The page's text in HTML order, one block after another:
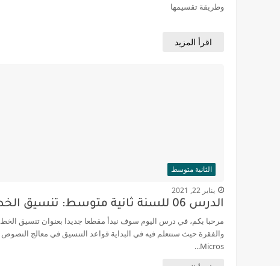
وطريقة تقسيمها
اقرأ المزيد
الثانية متوسط
يناير 22, 2021
الدرس 06 للسنة ثانية متوسط: تنسيق الخط
مرحبا بكم، في درس اليوم سوف نبدأ مقطعا جديدا بعنوان تنسيق الخط
والفقرة حيث سنتعلم فيه في البداية قواعد التنسيق في معالج النصوص
Micros...